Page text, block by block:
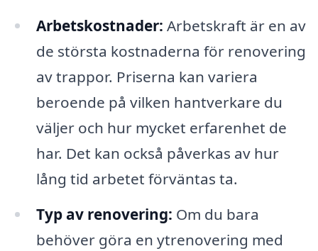
Arbetskostnader: Arbetskraft är en av
de största kostnaderna för renovering
av trappor. Priserna kan variera
beroende på vilken hantverkare du
väljer och hur mycket erfarenhet de
har. Det kan också påverkas av hur
lång tid arbetet förväntas ta.
Typ av renovering: Om du bara
behöver göra en ytrenovering med